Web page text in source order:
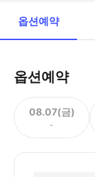
옵션예약
옵션예약
08.07(금)
-